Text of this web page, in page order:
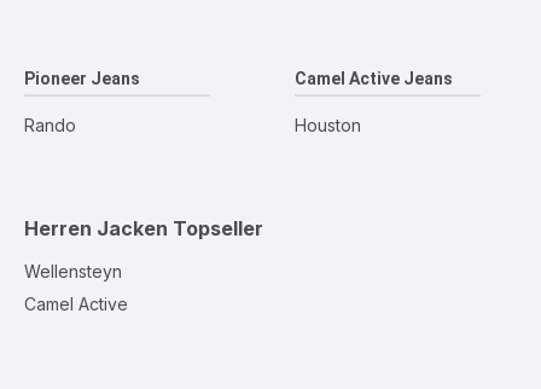
Pioneer Jeans
Rando
Camel Active Jeans
Houston
Herren Jacken Topseller
Wellensteyn
Camel Active